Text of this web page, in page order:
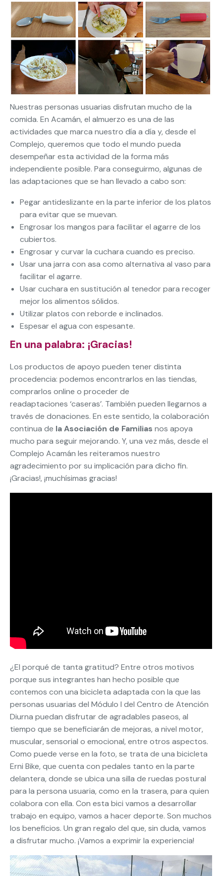
Nuestras personas usuarias disfrutan mucho de la
comida. En Acamán, el almuerzo es una de las
actividades que marca nuestro día a día y, desde el
Complejo, queremos que todo el mundo pueda
desempeñar esta actividad de la forma más
independiente posible. Para conseguirmo, algunas de
las adaptaciones que se han llevado a cabo son:
Pegar antideslizante en la parte inferior de los platos
para evitar que se muevan.
Engrosar los mangos para facilitar el agarre de los
cubiertos.
Engrosar y curvar la cuchara cuando es preciso.
Usar una jarra con asa como alternativa al vaso para
facilitar el agarre.
Usar cuchara en sustitución al tenedor para recoger
mejor los alimentos sólidos.
Utilizar platos con reborde e inclinados.
Espesar el agua con espesante.
En una palabra: ¡Gracias!
Los productos de apoyo pueden tener distinta
procedencia: podemos encontrarlos en las tiendas,
comprarlos online o proceder de
readaptaciones ‘caseras’. También pueden llegarnos a
través de donaciones. En este sentido, la colaboración
continua de la Asociación de Familias nos apoya
mucho para seguir mejorando. Y, una vez más, desde el
Complejo Acamán les reiteramos nuestro
agradecimiento por su implicación para dicho fin.
¡Gracias!, ¡muchísimas gracias!
¿El porqué de tanta gratitud? Entre otros motivos
porque sus integrantes han hecho posible que
contemos con una bicicleta adaptada con la que las
personas usuarias del Módulo I del Centro de Atención
Diurna puedan disfrutar de agradables paseos, al
tiempo que se beneficiarán de mejoras, a nivel motor,
muscular, sensorial o emocional, entre otros aspectos.
Como puede verse en la foto, se trata de una bicicleta
Erni Bike, que cuenta con pedales tanto en la parte
delantera, donde se ubica una silla de ruedas postural
para la persona usuaria, como en la trasera, para quien
colabora con ella. Con esta bici vamos a desarrollar
trabajo en equipo, vamos a hacer deporte. Son muchos
los beneficios. Un gran regalo del que, sin duda, vamos
a disfrutar mucho. ¡Vamos a exprimir la experiencia!